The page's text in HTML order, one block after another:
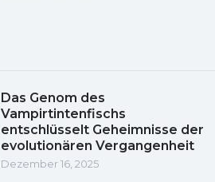
Das Genom des
Vampirtintenfischs
entschlüsselt Geheimnisse der
evolutionären Vergangenheit
Dezember 16, 2025